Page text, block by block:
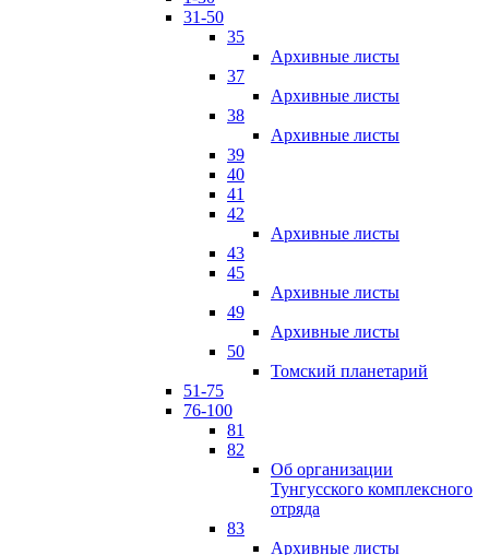
31-50
35
Архивные листы
37
Архивные листы
38
Архивные листы
39
40
41
42
Архивные листы
43
45
Архивные листы
49
Архивные листы
50
Томский планетарий
51-75
76-100
81
82
Об организации
Тунгусского комплексного
отряда
83
Архивные листы